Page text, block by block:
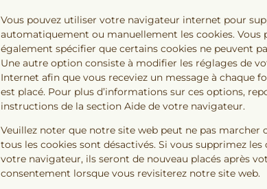
Vous pouvez utiliser votre navigateur internet pour
automatiquement ou manuellement les cookies. Vous
également spécifier que certains cookies ne peuvent
Une autre option consiste à modifier les réglages de
Internet afin que vous receviez un message à chaque
est placé. Pour plus d’informations sur ces options,
instructions de la section Aide de votre navigateur.
Veuillez noter que notre site web peut ne pas marcher
tous les cookies sont désactivés. Si vous supprimez les
votre navigateur, ils seront de nouveau placés après
consentement lorsque vous revisiterez notre site web.